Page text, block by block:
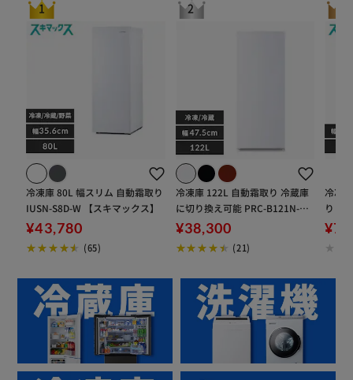
冷凍庫 80L 幅スリム 自動霜取り
IUSN-S8D-W 【スキマックス】
¥43,780
(65)
冷凍庫 122L 自動霜取り 冷蔵庫
に切り換え可能 PRC-B121N-W
ホワイト
¥38,300
(21)
冷凍
り
ス】